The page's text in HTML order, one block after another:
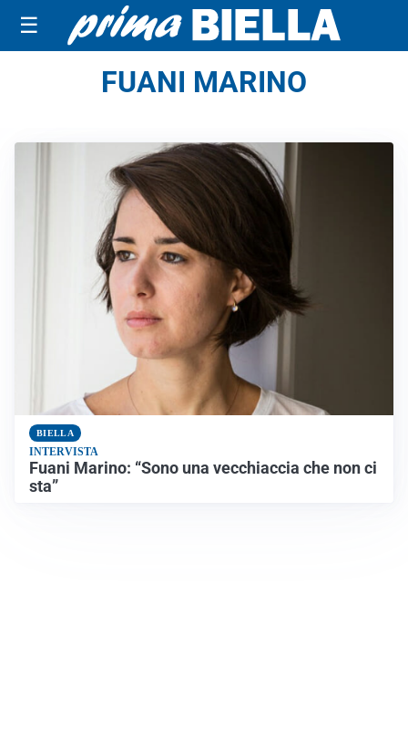
☰
FUANI MARINO
BIELLA
INTERVISTA
Fuani Marino: “Sono una vecchiaccia che non ci
sta”